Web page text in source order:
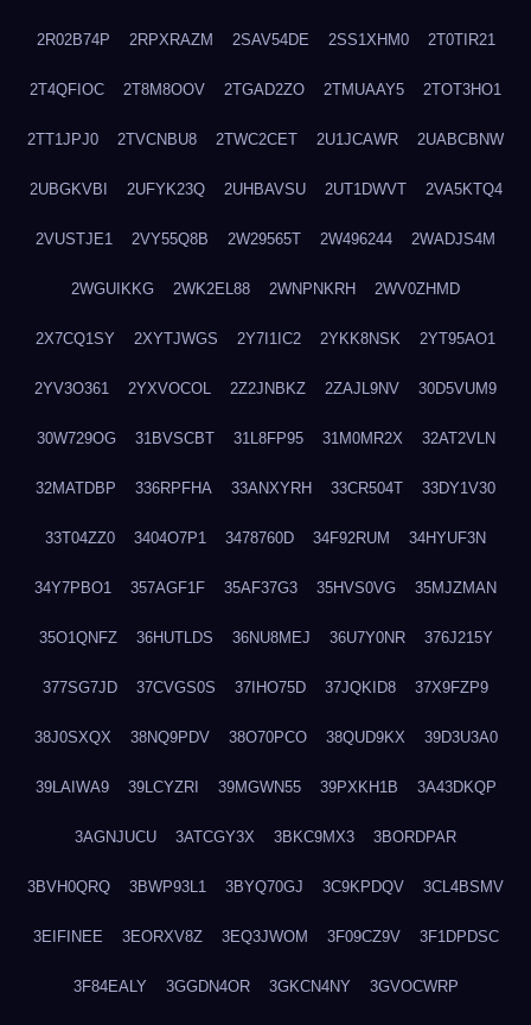
2R02B74P 2RPXRAZM 2SAV54DE 2SS1XHM0 2T0TIR21
2T4QFIOC 2T8M8OOV 2TGAD2ZO 2TMUAAY5 2TOT3HO1
2TT1JPJ0 2TVCNBU8 2TWC2CET 2U1JCAWR 2UABCBNW
2UBGKVBI 2UFYK23Q 2UHBAVSU 2UT1DWVT 2VA5KTQ4
2VUSTJE1 2VY55Q8B 2W29565T 2W496244 2WADJS4M
2WGUIKKG 2WK2EL88 2WNPNKRH 2WV0ZHMD
2X7CQ1SY 2XYTJWGS 2Y7I1IC2 2YKK8NSK 2YT95AO1
2YV3O361 2YXVOCOL 2Z2JNBKZ 2ZAJL9NV 30D5VUM9
30W729OG 31BVSCBT 31L8FP95 31M0MR2X 32AT2VLN
32MATDBP 336RPFHA 33ANXYRH 33CR504T 33DY1V30
33T04ZZ0 3404O7P1 3478760D 34F92RUM 34HYUF3N
34Y7PBO1 357AGF1F 35AF37G3 35HVS0VG 35MJZMAN
35O1QNFZ 36HUTLDS 36NU8MEJ 36U7Y0NR 376J215Y
377SG7JD 37CVGS0S 37IHO75D 37JQKID8 37X9FZP9
38J0SXQX 38NQ9PDV 38O70PCO 38QUD9KX 39D3U3A0
39LAIWA9 39LCYZRI 39MGWN55 39PXKH1B 3A43DKQP
3AGNJUCU 3ATCGY3X 3BKC9MX3 3BORDPAR
3BVH0QRQ 3BWP93L1 3BYQ70GJ 3C9KPDQV 3CL4BSMV
3EIFINEE 3EORXV8Z 3EQ3JWOM 3F09CZ9V 3F1DPDSC
3F84EALY 3GGDN4OR 3GKCN4NY 3GVOCWRP